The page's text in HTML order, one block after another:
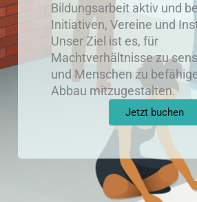
Bildungsarbeit aktiv und
Initiativen, Vereine und
Unser Ziel ist es, für
Machtverhältnisse zu
und Menschen zu
Abbau mitzugestalten.
Jetzt buchen